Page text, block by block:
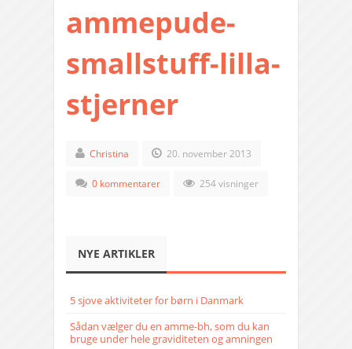
ammepude-
smallstuff-lilla-
stjerner
Christina 20. november 2013
0 kommentarer 254 visninger
NYE ARTIKLER
5 sjove aktiviteter for børn i Danmark
Sådan vælger du en amme-bh, som du kan
bruge under hele graviditeten og amningen